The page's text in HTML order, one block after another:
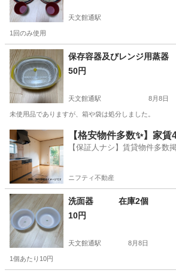
天文館通駅
1回のみ使用
鹿児島 鹿児島市 天文館通駅 食器 セッ
保存容器及びレンジ用蒸器
50円
天文館通駅 8月8日
未使用品でありますが、箱や袋は処分しました。
鹿児島 鹿児島市 天文館通駅 食器 容器
【格安物件多数✨】家
【保証人ナシ】賃貸物件多数
ニフティ不動産
洗面器 在庫2個
10円
天文館通駅 8月8日
1個あたり10円